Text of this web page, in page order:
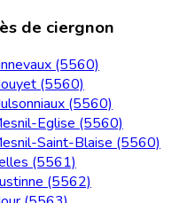
de ciergnon
(5560)
(5560)
(5560)
Eglise (5560)
Saint-Blaise (5560)
(5561)
(5562)